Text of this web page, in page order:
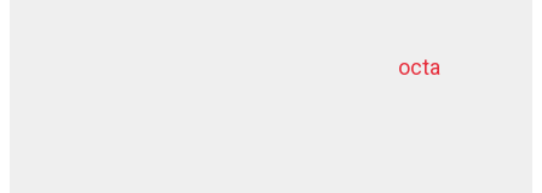
octa
dziļurbums